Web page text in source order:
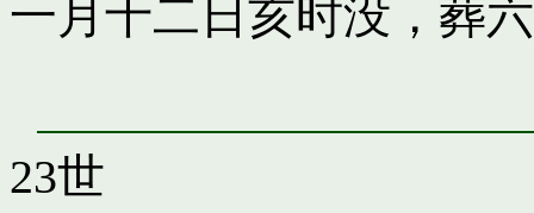
一月十二日亥时没，葬
23世